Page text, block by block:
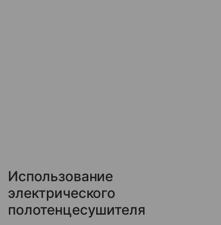
Использование
электрического
полотенцесушителя